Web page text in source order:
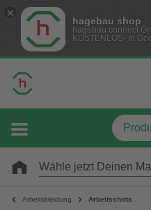
hagebau shop
hagebau connect
KOSTENLOS- In
Wähle jetzt Deinen
Arbeitskleidung Arbeitsshirts